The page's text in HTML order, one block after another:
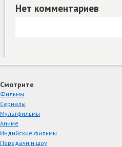
Нет комментариев
Смотрите
Фильмы
Сериалы
Мультфильмы
Аниме
Индийские фильмы
Передачи и шоу